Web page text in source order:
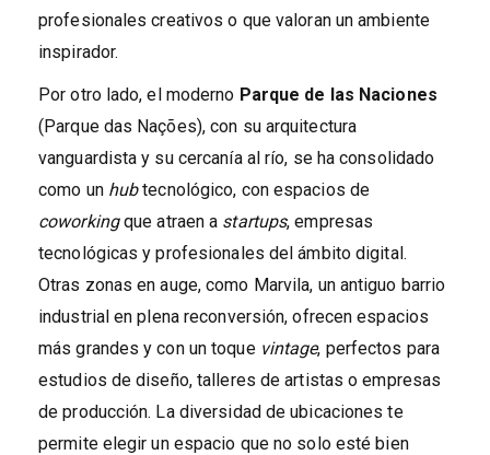
profesionales creativos o que valoran un ambiente
inspirador.
Por otro lado, el moderno Parque de las Naciones
(Parque das Nações), con su arquitectura
vanguardista y su cercanía al río, se ha consolidado
como un hubtecnológico, con espacios de
coworkingque atraen a startups, empresas
tecnológicas y profesionales del ámbito digital.
Otras zonas en auge, como Marvila, un antiguo barrio
industrial en plena reconversión, ofrecen espacios
más grandes y con un toque vintage, perfectos para
estudios de diseño, talleres de artistas o empresas
de producción. La diversidad de ubicaciones te
permite elegir un espacio que no solo esté bien